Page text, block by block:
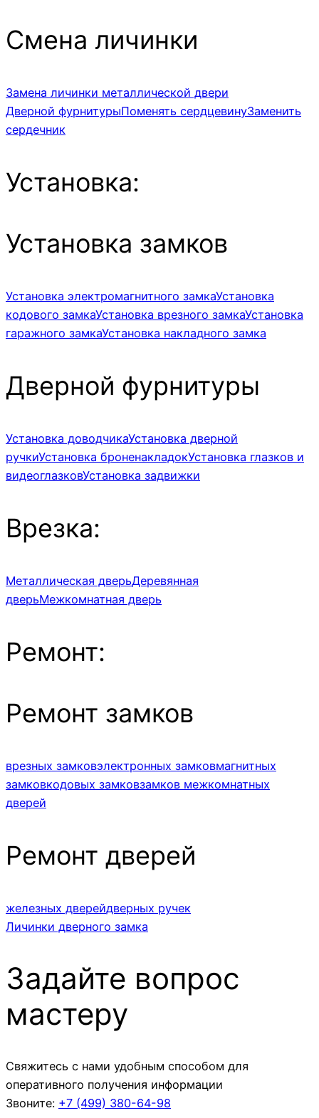
Смена личинки
Замена личинки металлической двери
Дверной фурнитурыПоменять сердцевинуЗаменить
сердечник
Установка:
Установка замков
Установка электромагнитного замкаУстановка
кодового замкаУстановка врезного замкаУстановка
гаражного замкаУстановка накладного замка
Дверной фурнитуры
Установка доводчикаУстановка дверной
ручкиУстановка броненакладокУстановка глазков и
видеоглазковУстановка задвижки
Врезка:
Металлическая дверьДеревянная
дверьМежкомнатная дверь
Ремонт:
Ремонт замков
врезных замковэлектронных замковмагнитных
замковкодовых замковзамков межкомнатных
дверей
Ремонт дверей
железных дверейдверных ручек
Личинки дверного замка
Задайте вопрос
мастеру
Свяжитесь с нами удобным способом для
оперативного получения информации
Звоните: +7 (499) 380-64-98